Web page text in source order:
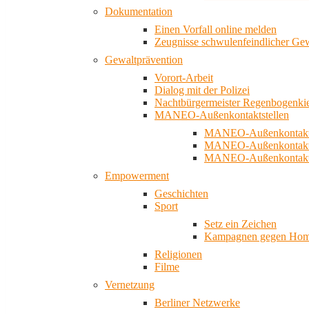
Dokumentation
Einen Vorfall online melden
Zeugnisse schwulenfeindlicher
Gewaltprävention
Vorort-Arbeit
Dialog mit der Polizei
Nachtbürgermeister
MANEO-Außenkontaktstellen
MANEO-
MANEO-
MANEO-
Empowerment
Geschichten
Sport
Setz ein Zeichen
Kampagnen gegen
Religionen
Filme
Vernetzung
Berliner Netzwerke